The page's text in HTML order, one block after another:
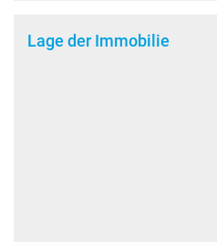
Lage der Immobilie